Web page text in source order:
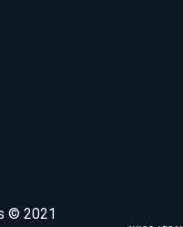
© 2021